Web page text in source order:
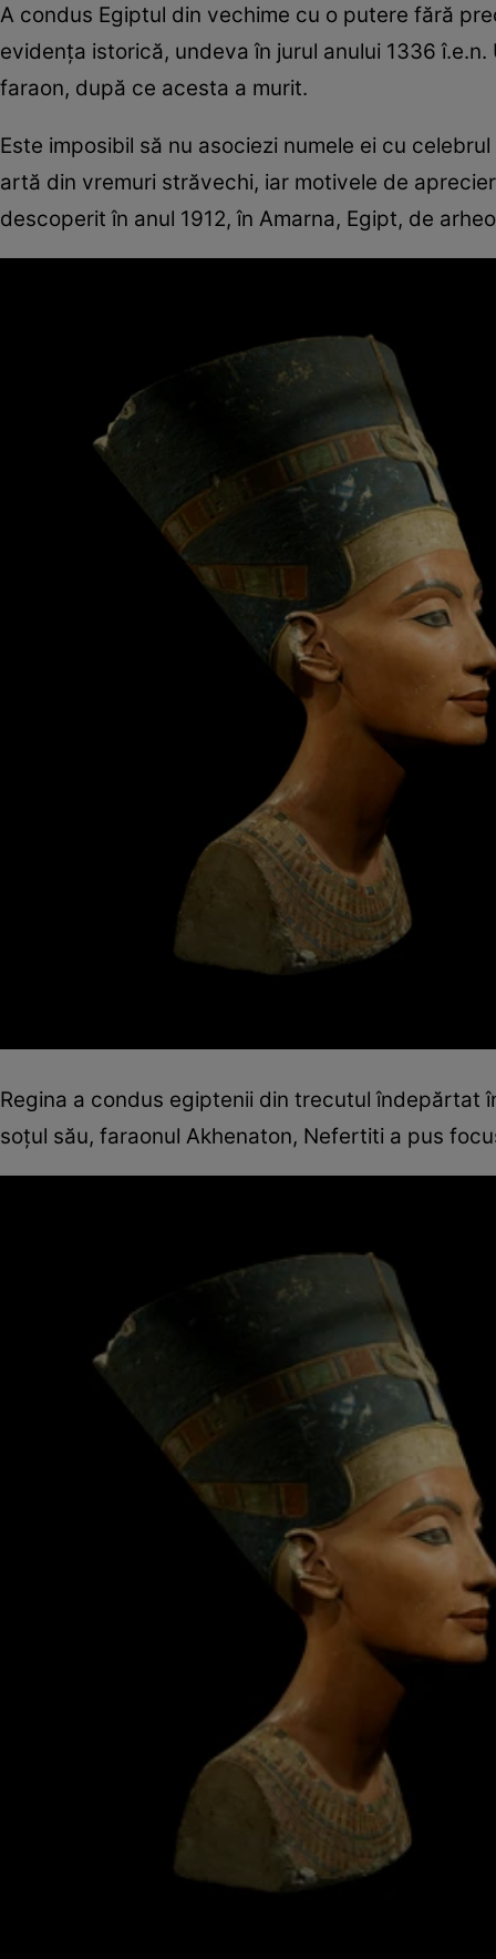
A condus Egiptul din vechime cu o putere fără
evidenţa istorică, undeva în jurul anului 1336
faraon, după ce acesta a murit.
Este imposibil să nu asociezi numele ei cu
artă din vremuri străvechi, iar motivele de
descoperit în anul 1912, în Amarna, Egipt, de
Regina a condus egiptenii din trecutul
soţul său, faraonul Akhenaton, Nefertiti a pus